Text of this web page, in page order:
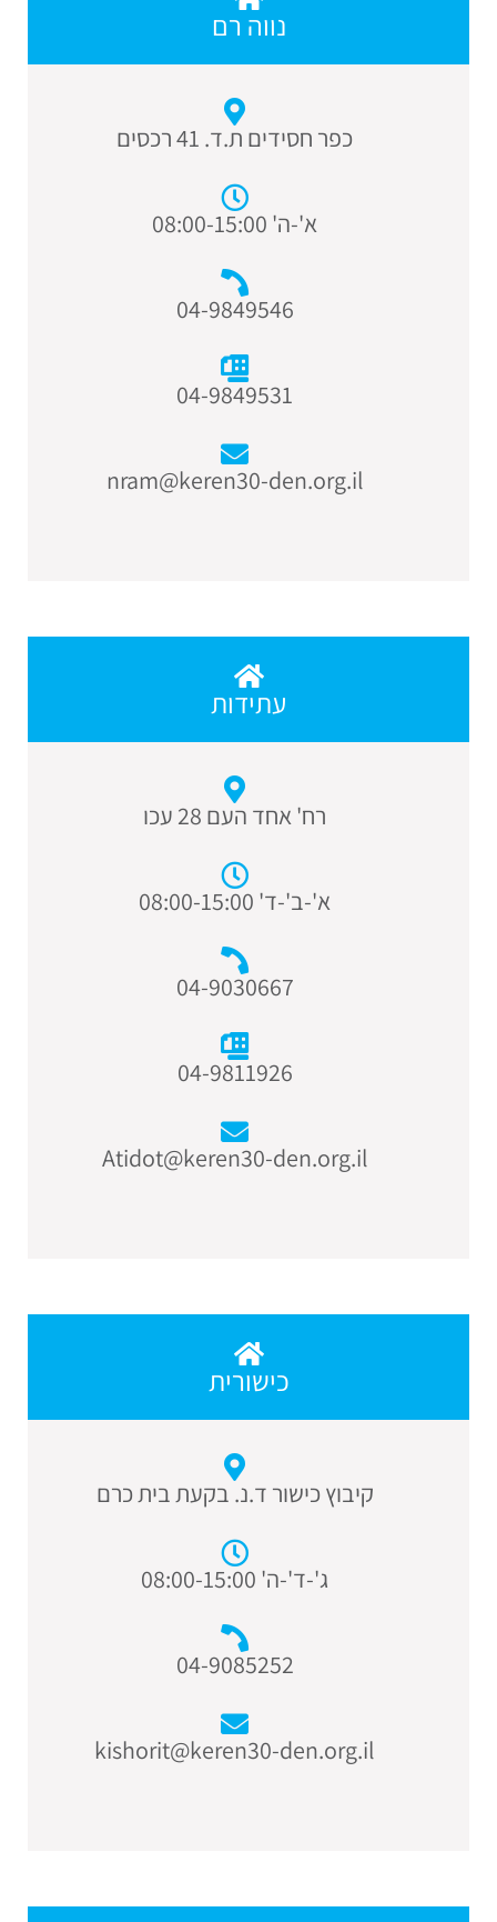
נווה רם
כפר חסידים ת.ד. 41 רכסים
א'-ה' 08:00-15:00
04-9849546
04-9849531
nram@keren30-den.org.il
עתידות
רח' אחד העם 28 עכו
א'-ב'-ד' 08:00-15:00
04-9030667
04-9811926
Atidot@keren30-den.org.il
כישורית
קיבוץ כישור ד.נ. בקעת בית כרם
ג'-ד'-ה' 08:00-15:00
04-9085252
kishorit@keren30-den.org.il